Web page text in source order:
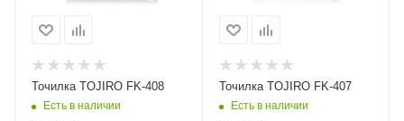
Точилка TOJIRO FK-408
Есть в наличии
Точилка TOJIRO FK-407
Есть в наличии